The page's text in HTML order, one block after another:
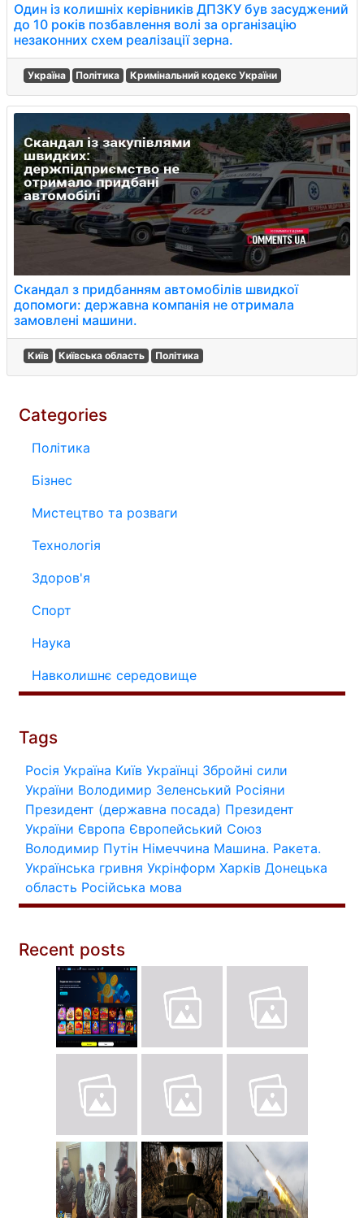
Один із колишніх керівників ДПЗКУ був засуджений
до 10 років позбавлення волі за організацію
незаконних схем реалізації зерна.
Україна Політика Кримінальний кодекс України
Скандал з придбанням автомобілів швидкої
допомоги: державна компанія не отримала
замовлені машини.
Київ Київська область Політика
Categories
Політика
Бізнес
Мистецтво та розваги
Технологія
Здоров'я
Спорт
Наука
Навколишнє середовище
Tags
Росія Україна Київ Українці Збройні сили
України Володимир Зеленський Росіяни
Президент (державна посада) Президент
України Європа Європейський Союз
Володимир Путін Німеччина Машина. Ракета.
Українська гривня Укрінформ Харків Донецька
область Російська мова
Recent posts